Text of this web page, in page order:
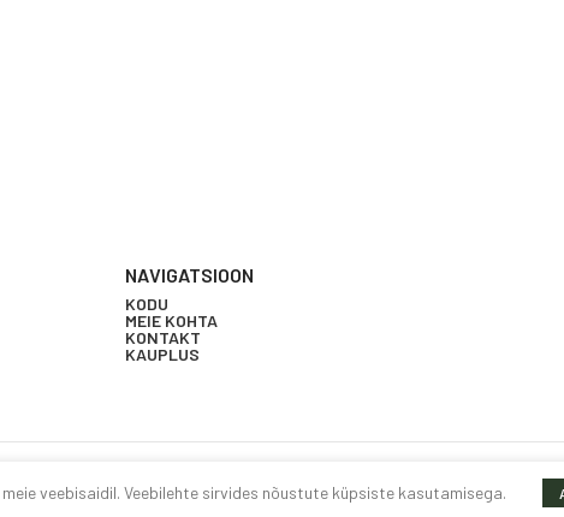
NAVIGATSIOON
KODU
MEIE KOHTA
KONTAKT
KAUPLUS
veebisaidil. Veebilehte sirvides nõustute küpsiste kasutamisega.